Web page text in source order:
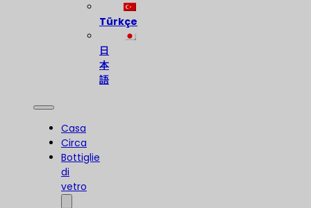
Türkçe
日
本
語
Casa
Circa
Bottiglie
di
vetro